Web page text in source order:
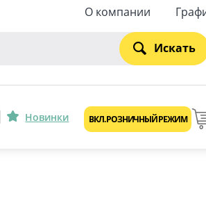
О компании
Искать
Новинки ВКЛ. РОЗНИЧНЫЙ РЕЖИМ